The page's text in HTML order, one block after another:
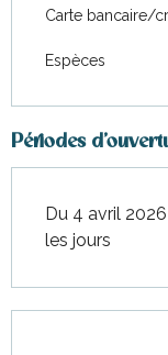
Carte bancaire/
Espèces
Périodes
Du 4 avril
les jours